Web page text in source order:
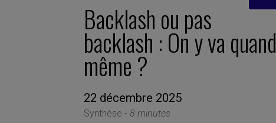
Backlash ou pas
backlash : On y va quand
même ?
22 décembre 2025
Synthèse - 8 minutes